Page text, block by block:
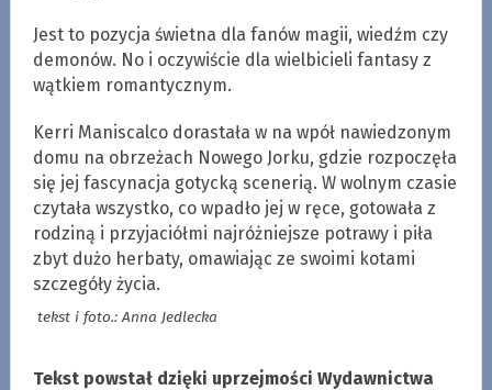
Jest to pozycja świetna dla fanów magii, wiedźm czy
demonów. No i oczywiście dla wielbicieli fantasy z
wątkiem romantycznym.
Kerri Maniscalco dorastała w na wpół nawiedzonym
domu na obrzeżach Nowego Jorku, gdzie rozpoczęła
się jej fascynacja gotycką scenerią. W wolnym czasie
czytała wszystko, co wpadło jej w ręce, gotowała z
rodziną i przyjaciółmi najróżniejsze potrawy i piła
zbyt dużo herbaty, omawiając ze swoimi kotami
szczegóły życia.
tekst i foto.: Anna Jedlecka
Tekst powstał dzięki uprzejmości Wydawnictwa